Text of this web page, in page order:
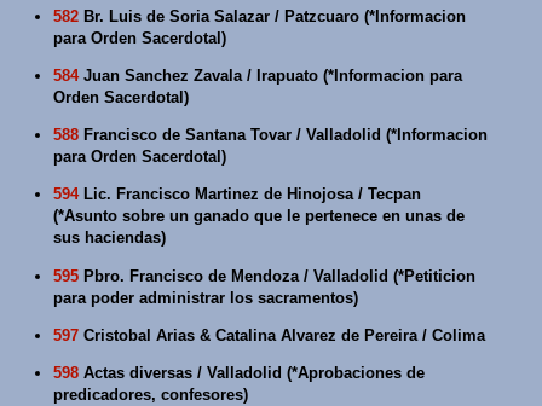
582 Br. Luis de Soria Salazar / Patzcuaro (*Informacion
para Orden Sacerdotal)
584Juan Sanchez Zavala / Irapuato (*Informacion para
Orden Sacerdotal)
588 Francisco de Santana Tovar / Valladolid (*Informacion
para Orden Sacerdotal)
594Lic. Francisco Martinez de Hinojosa / Tecpan
(*Asunto sobre un ganado que le pertenece en unas de
sus haciendas)
595 Pbro. Francisco de Mendoza / Valladolid (*Petiticion
para poder administrar los sacramentos)
597 Cristobal Arias & Catalina Alvarez de Pereira / Colima
598 Actas diversas / Valladolid (*Aprobaciones de
predicadores, confesores)